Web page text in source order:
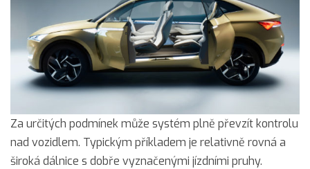
Za určitých podmínek může systém plně převzít kontrolu
nad vozidlem. Typickým příkladem je relativně rovná a
široká dálnice s dobře vyznačenými jízdními pruhy.